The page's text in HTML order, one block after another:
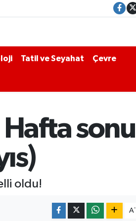
Tatil ve Seyahat Çevre
sonu
oldu!
A-